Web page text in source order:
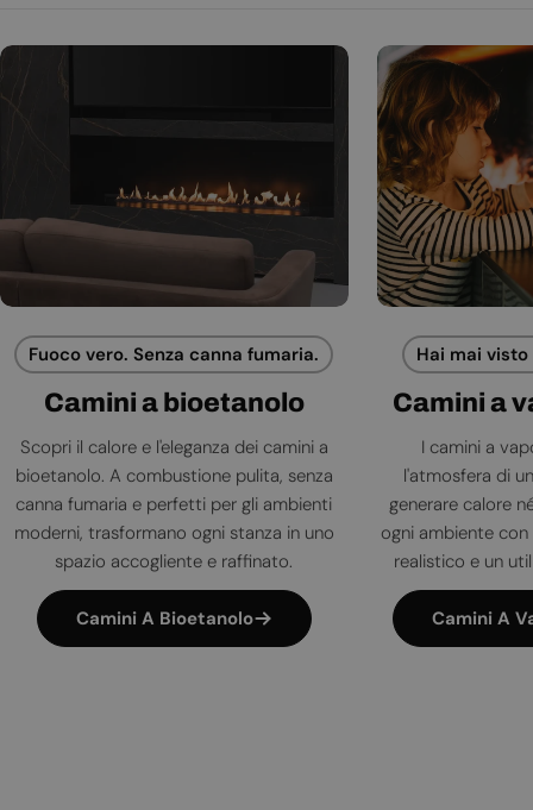
Fuoco vero. Senza canna fumaria.
Camini a bioetanolo
Scopri il calore e l'eleganza dei camini a
bioetanolo. A combustione pulita, senza
canna fumaria e perfetti per gli ambienti
moderni, trasformano ogni stanza in uno
spazio accogliente e raffinato.
Camini A Bioetanolo
Hai mai
Camini a
I camini a
l'atmosfera di
generare calore
ogni ambiente
realistico e un
Camini A